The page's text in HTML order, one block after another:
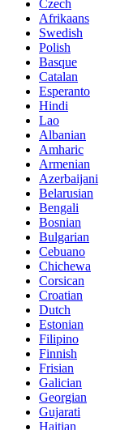
Czech
Afrikaans
Swedish
Polish
Basque
Catalan
Esperanto
Hindi
Lao
Albanian
Amharic
Armenian
Azerbaijani
Belarusian
Bengali
Bosnian
Bulgarian
Cebuano
Chichewa
Corsican
Croatian
Dutch
Estonian
Filipino
Finnish
Frisian
Galician
Georgian
Gujarati
Haitian